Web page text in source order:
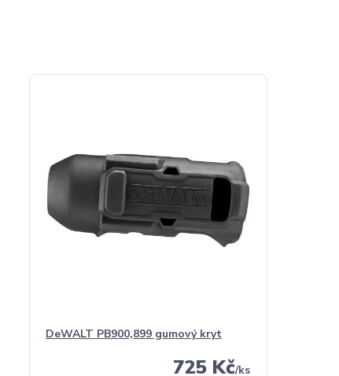
DeWALT PB900,899 gumový kryt
725 Kč/ks